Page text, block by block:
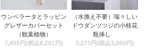
ウンベラータとラッピン
グレザーカバーセット
（観葉植物）
7,455円(税込8,201円)
（水換え不要）瑞々しい
ドウダンツツジの小枝花
瓶挿し
3,273円(税込3,600円)